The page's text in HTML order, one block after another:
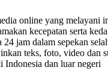
online yang melayani
kecepatan serta
jam dalam sepekan
teks, foto, video dan
Indonesia dan luar negeri